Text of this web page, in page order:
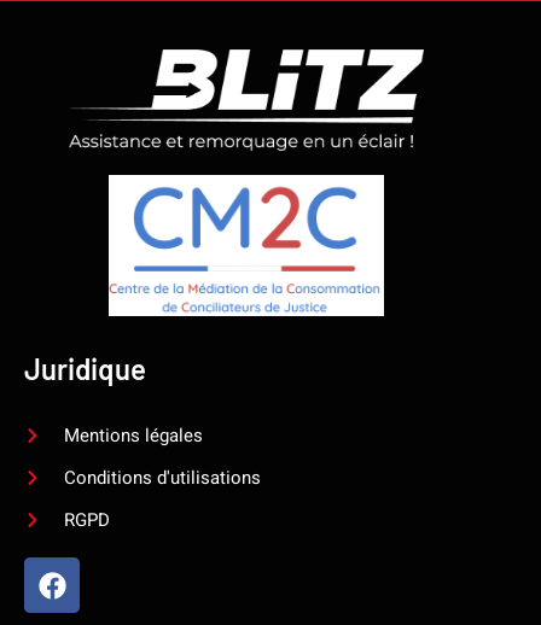
Juridique
Mentions légales
Conditions d'utilisations
RGPD